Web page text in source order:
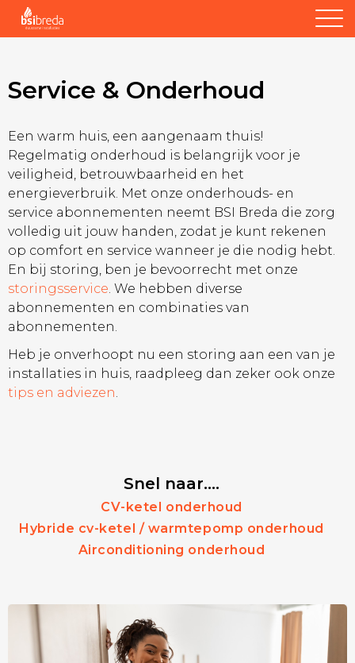
Service & Onderhoud
Een warm huis, een aangenaam thuis!
Regelmatig onderhoud is belangrijk voor je
veiligheid, betrouwbaarheid en het
energieverbruik. Met onze onderhouds- en
service abonnementen neemt BSI Breda die zorg
volledig uit jouw handen, zodat je kunt rekenen
op comfort en service wanneer je die nodig hebt.
En bij storing, ben je bevoorrecht met onze
storingsservice. We hebben diverse
abonnementen en combinaties van
abonnementen.
Heb je onverhoopt nu een storing aan een van je
installaties in huis, raadpleeg dan zeker ook onze
tips en adviezen.
Snel naar….
CV-ketel onderhoud
Hybride cv-ketel / warmtepomp onderhoud
Airconditioning onderhoud